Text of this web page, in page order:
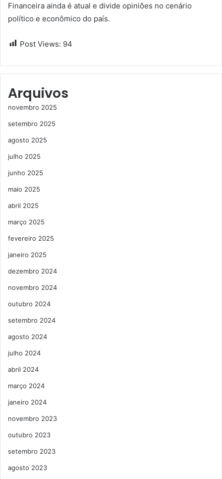
Financeira ainda é atual e divide opiniões no cenário
político e econômico do país.
Post Views: 94
Arquivos
novembro 2025
setembro 2025
agosto 2025
julho 2025
junho 2025
maio 2025
abril 2025
março 2025
fevereiro 2025
janeiro 2025
dezembro 2024
novembro 2024
outubro 2024
setembro 2024
agosto 2024
julho 2024
abril 2024
março 2024
janeiro 2024
novembro 2023
outubro 2023
setembro 2023
agosto 2023